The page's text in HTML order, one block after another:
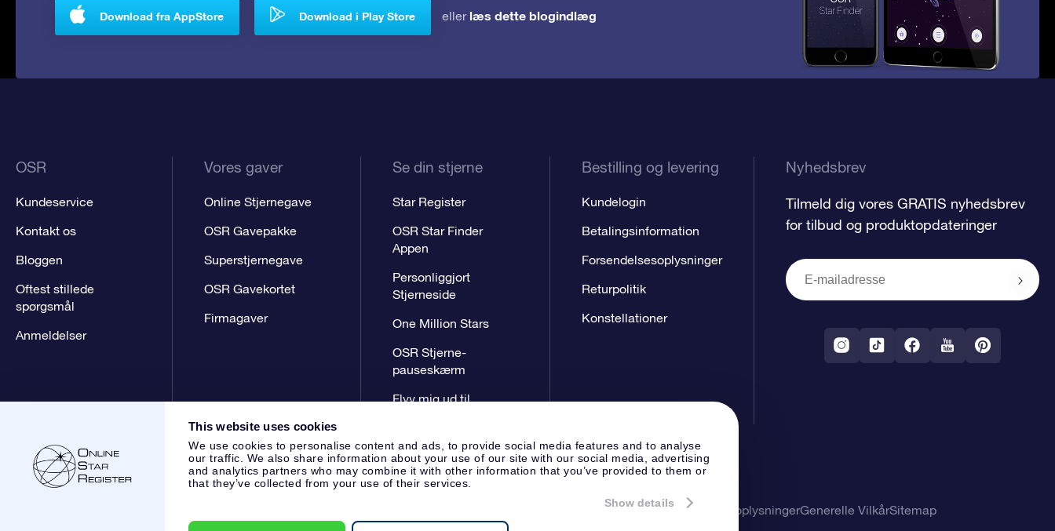
This website uses cookies
We use cookies to personalise content and ads, to provide social media features and to analyse
our traffic. We also share information about your use of our site with our social media, advertising
and analytics partners who may combine it with other information that you’ve provided to them or
that they’ve collected from your use of their services.
Show details
Download fra AppStore Download i Play Store eller læs dette blogindlæg
OSR
Kundeservice
Kontakt os
Bloggen
Oftest stillede
spørgsmål
Anmeldelser
Vores gaver
Online Stjernegave
OSR Gavepakke
Superstjernegave
OSR Gavekortet
Firmagaver
Se din stjerne
Star Register
OSR Star Finder
Appen
Personliggjort
Stjerneside
One Million Stars
OSR Stjerne-
pauseskærm
Flyv mig ud til
Bestilling og levering
Kundelogin
Betalingsinformation
Forsendelsesoplysninger
Returpolitik
Konstellationer
Nyhedsbrev
Tilmeld dig vores GRATIS nyhedsbrev
for tilbud og produktopdateringer
Beskyttelse af personlige oplysningerGenerelle VilkårSitemap